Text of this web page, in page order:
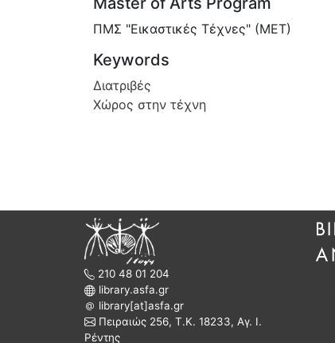
ΠΜΣ "Εικαστικές Τέχνες" (ΜΕΤ)
Keywords
Διατριβές
Χώρος στην τέχνη
210 48 01 204
library.asfa.gr
library[at]asfa.gr
Πειραιώς 256, Τ.Κ. 18233, Αγ. Ι.
Ρέντης